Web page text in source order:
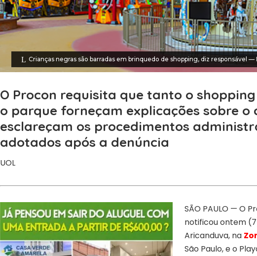
Crianças negras são barradas em brinquedo de shopping, diz responsável
O Procon requisita que tanto o
o parque forneçam explicações sobre o
esclareçam os procedimentos
adotados após a denúncia
UOL
SÃO PAULO — O
notificou ontem
Aricanduva, na
São Paulo, e o